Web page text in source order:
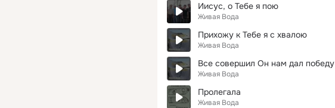
Иисус, о Тебе я пою
Живая Вода
Прихожу к Тебе я с хвалою
Живая Вода
Все совершил Он нам дал победу
Живая Вода
Пролегала
Живая Вода